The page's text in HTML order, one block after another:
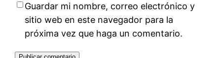
Guardar mi nombre, correo electrónico y
sitio web en este navegador para la
próxima vez que haga un comentario.